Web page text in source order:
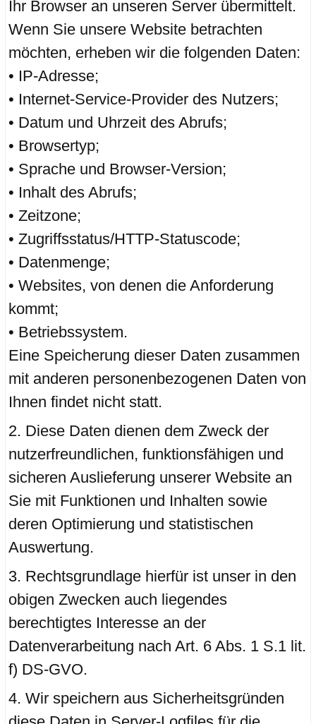
Ihr Browser an unseren Server übermittelt.
Wenn Sie unsere Website betrachten
möchten, erheben wir die folgenden Daten:
• IP-Adresse;
• Internet-Service-Provider des Nutzers;
• Datum und Uhrzeit des Abrufs;
• Browsertyp;
• Sprache und Browser-Version;
• Inhalt des Abrufs;
• Zeitzone;
• Zugriffsstatus/HTTP-Statuscode;
• Datenmenge;
• Websites, von denen die Anforderung
kommt;
• Betriebssystem.
Eine Speicherung dieser Daten zusammen
mit anderen personenbezogenen Daten von
Ihnen findet nicht statt.
Diese Daten dienen dem Zweck der
nutzerfreundlichen, funktionsfähigen und
sicheren Auslieferung unserer Website an
Sie mit Funktionen und Inhalten sowie
deren Optimierung und statistischen
Auswertung.
Rechtsgrundlage hierfür ist unser in den
obigen Zwecken auch liegendes
berechtigtes Interesse an der
Datenverarbeitung nach Art. 6 Abs. 1 S.1 lit.
f) DS-GVO.
Wir speichern aus Sicherheitsgründen